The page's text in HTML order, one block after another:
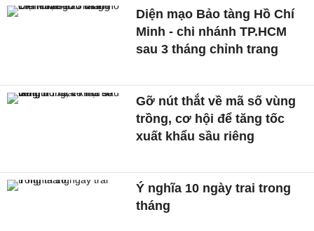
Diện mạo Bảo tàng Hồ Chí
Minh - chi nhánh TP.HCM
sau 3 tháng chỉnh trang
Gỡ nút thắt về mã số vùng
trồng, cơ hội để tăng tốc
xuất khẩu sầu riêng
Ý nghĩa 10 ngày trai trong
tháng